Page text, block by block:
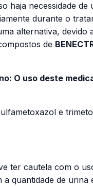
necessidade
durante o
alternativa,
de
O uso deste
e
ter cautela com o
quantidade de